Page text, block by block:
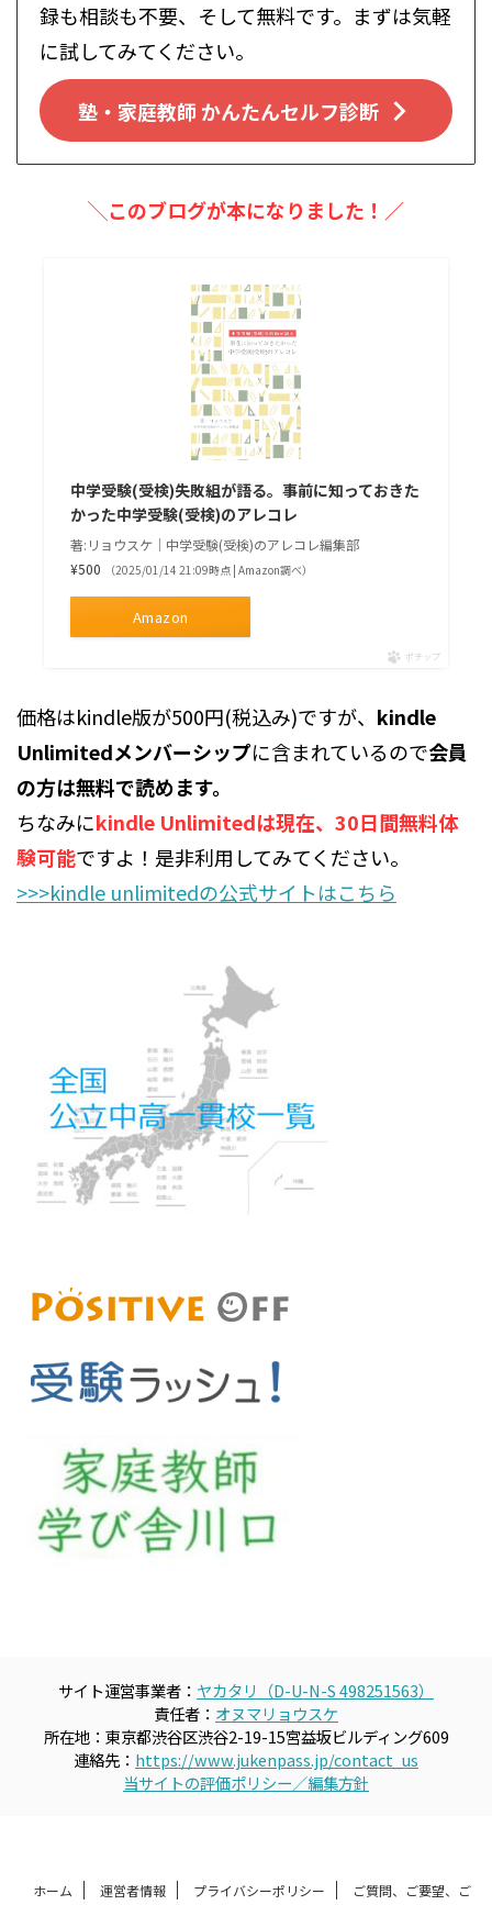
録も相談も不要、そして無料です。まずは気軽
に試してみてください。
塾・家庭教師 かんたんセルフ診断
╲このブログが本になりました！／
中学受験(受検)失敗組が語る。事前に知っておきた
かった中学受験(受検)のアレコレ
著:リョウスケ｜中学受験(受検)のアレコレ編集部
¥500
（2025/01/14 21:09時点 | Amazon調べ）
Amazon
ポチップ
価格はkindle版が500円(税込み)ですが、 kindle
Unlimitedメンバーシップに含まれているので会員
の方は無料で読めます。
ちなみにkindle Unlimitedは現在、30日間無料体
験可能ですよ！是非利用してみてください。
>>>kindle unlimitedの公式サイトはこちら
サイト運営事業者： ヤカタリ（D-U-N-S 498251563）
責任者： オヌマリョウスケ
所在地：東京都渋谷区渋谷2-19-15宮益坂ビルディング609
連絡先： https://www.jukenpass.jp/contact_us
当サイトの評価ポリシー／編集方針
ホーム 運営者情報 プライバシーポリシー ご質問、ご要望、ご